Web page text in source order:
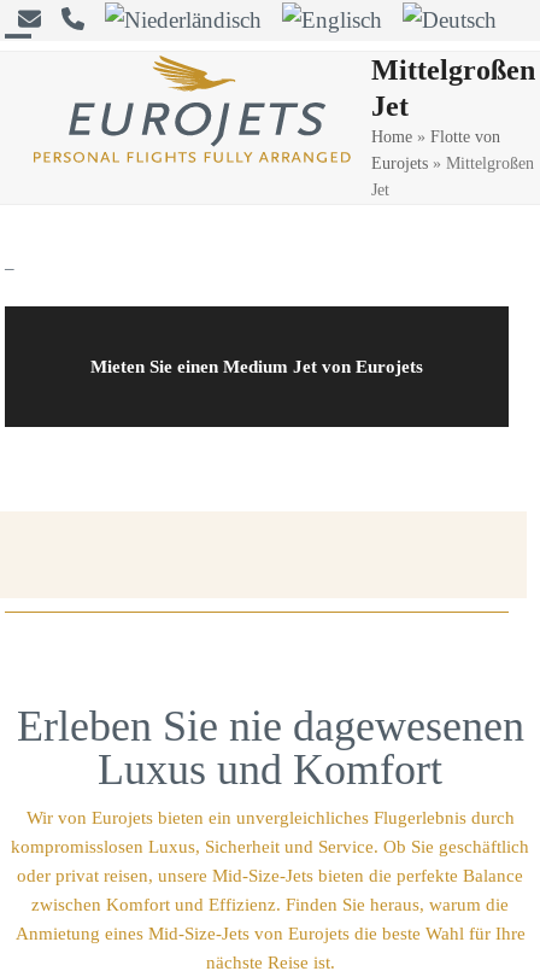
Skip
to
mobile
menu
mobile
menu
Mittelgroßen
Jet
Home» Flotte von
Eurojets» Mittelgroßen
Jet
–
Mieten Sie einen Medium Jet von Eurojets
Erleben Sie nie dagewesenen
Luxus und Komfort
Wir von Eurojets bieten ein unvergleichliches Flugerlebnis durch
kompromisslosen Luxus, Sicherheit und Service. Ob Sie geschäftlich
oder privat reisen, unsere Mid-Size-Jets bieten die perfekte Balance
zwischen Komfort und Effizienz. Finden Sie heraus, warum die
Anmietung eines Mid-Size-Jets von Eurojets die beste Wahl für Ihre
nächste Reise ist.